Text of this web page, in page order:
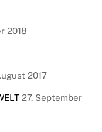
2018
2017
27. September